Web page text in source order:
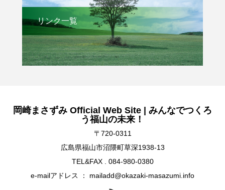
リンク一覧
岡崎まさずみ Official Web Site | みんなでつくろ
う福山の未来！
〒720-0311
広島県福山市沼隈町草深1938-13
TEL&FAX . 084-980-0380
e-mailアドレス ： mailadd@okazaki-masazumi.info